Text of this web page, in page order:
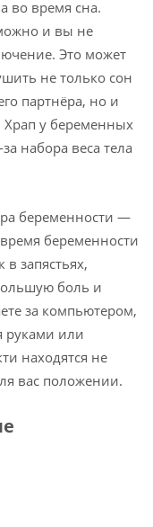
во время сна.
и вы не
Это может
не только сон
партнёра, но и
Храп у беременных
набора веса тела
беременности —
беременности
в запястьях,
боль и
за компьютером,
руками или
находятся не
вас положении.